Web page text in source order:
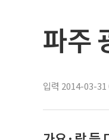
파주
입력 2014-03-31